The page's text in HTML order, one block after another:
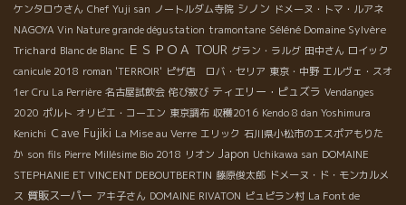
ケンタロウさん Chef Yuji san ノートルダム寺院 シノン ドメーヌ・トマ・ルアネ
NAGOYA Vin Nature grande dégustation tramontane Séléné Domaine Sylvère
Trichard Blanc de Blanc ＥＳＰＯＡ TOUR グラン・ラルグ 田中さん ロイック
canicule 2018 roman 'TERROIR' ピザ店 ロバ・セリア 東京・中野 エルヴェ・スオ
1er Cru La Perrière 名古屋試飲会 侘び寂び ティエリー・ピュズラ Vendanges
2020 ポルト オリビエ・コーエン 東京調布 収穫2016 Kendo 8 dan Yoshimura
Kenichi Ｃave Fujiki La Mise au Verre エリック 石川県小松市のエスポアもりた
か son fils Pierre Millésime Bio 2018 リオン Japon Uchikawa san DOMAINE
STEPHANIE ET VINCENT DEBOUTBERTIN 藤原俊太郎 ドメーヌ・ド・モンカルメ
ス 質販スーパー アキ子さん DOMAINE RIVATON ピュピラン村 La Font de